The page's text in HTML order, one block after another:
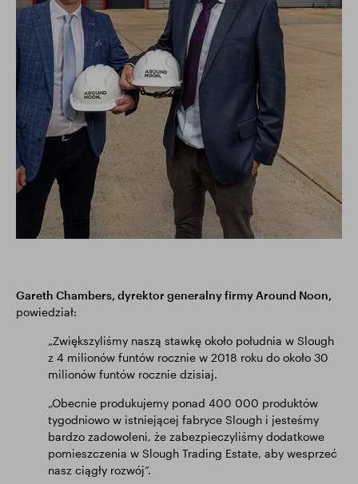
Gareth Chambers, dyrektor generalny firmy Around Noon,
powiedział:
„Zwiększyliśmy naszą stawkę około południa w Slough
z 4 milionów funtów rocznie w 2018 roku do około 30
milionów funtów rocznie dzisiaj.
„Obecnie produkujemy ponad 400 000 produktów
tygodniowo w istniejącej fabryce Slough i jesteśmy
bardzo zadowoleni, że zabezpieczyliśmy dodatkowe
pomieszczenia w Slough Trading Estate, aby wesprzeć
nasz ciągły rozwój”.